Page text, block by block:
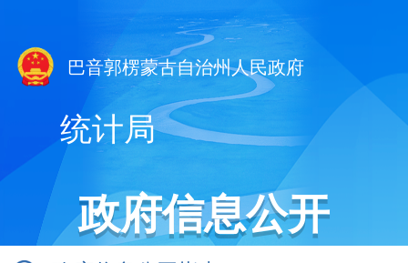
巴音郭楞蒙古自治州人民政府
统计局
政府信息公开